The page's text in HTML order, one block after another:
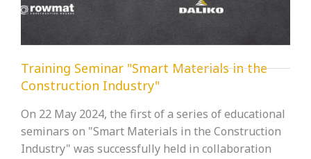
Training Seminar "Smart Materials in the
Construction Industry"
On 22 May 2024, the first of a series of educational
seminars on "Smart Materials in the Construction
Industry" was successfully held in collaboration